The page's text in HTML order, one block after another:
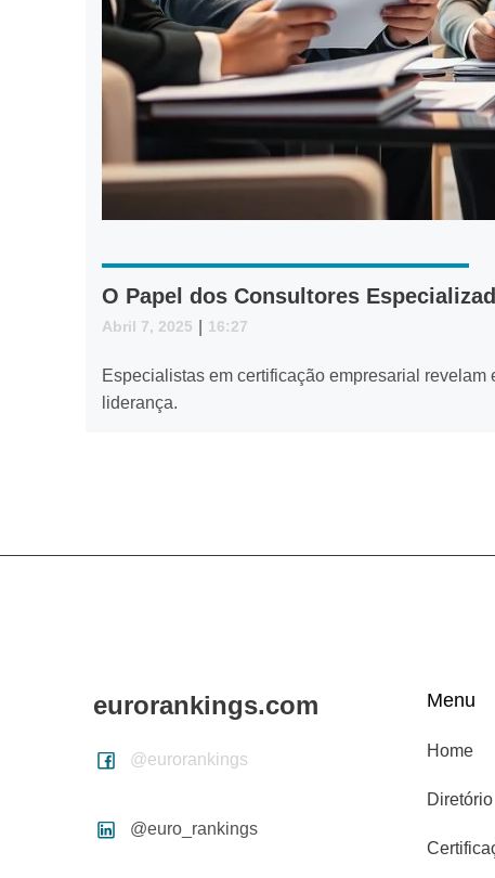
O Papel dos Consultores
Abril 7, 2025 16:27
Especialistas em certificação empresarial
liderança.
eurorankings.com
@eurorankings
@euro_rankings
Menu
Home
Diretório